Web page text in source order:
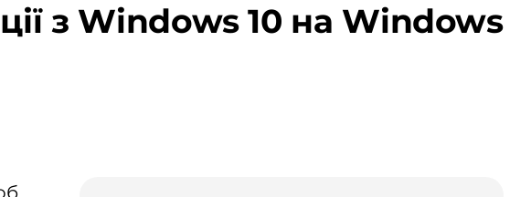
з Windows 10 на Windows